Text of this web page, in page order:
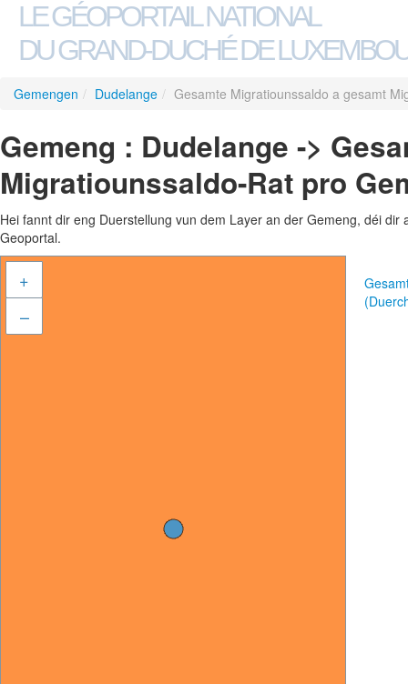
LE GÉOPORTAIL NATIONAL
DU GRAND-DUCHÉ DE
Gemengen / Dudelange / Gesamte Migratiounssaldo a gesamt
Gemeng : Dudelange ->
Migratiounssaldo-Rat pro
Hei fannt dir eng Duerstellung vun dem Layer an der Gemeng, déi
Geoportal.
+
–